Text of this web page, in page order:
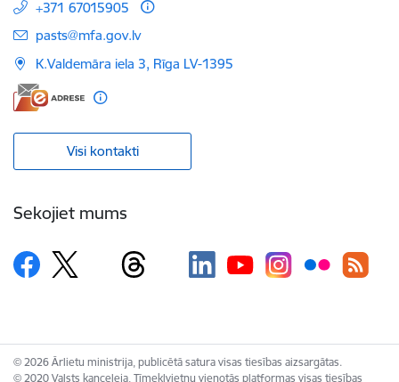
+371 67015905
E-pasts:
pasts@mfa.gov.lv
K.Valdemāra iela 3, Rīga LV-1395
Visi kontakti
Sekojiet mums
© 2026 Ārlietu ministrija, publicētā satura visas tiesības aizsargātas.
© 2020 Valsts kanceleja, Tīmekļvietņu vienotās platformas visas tiesības